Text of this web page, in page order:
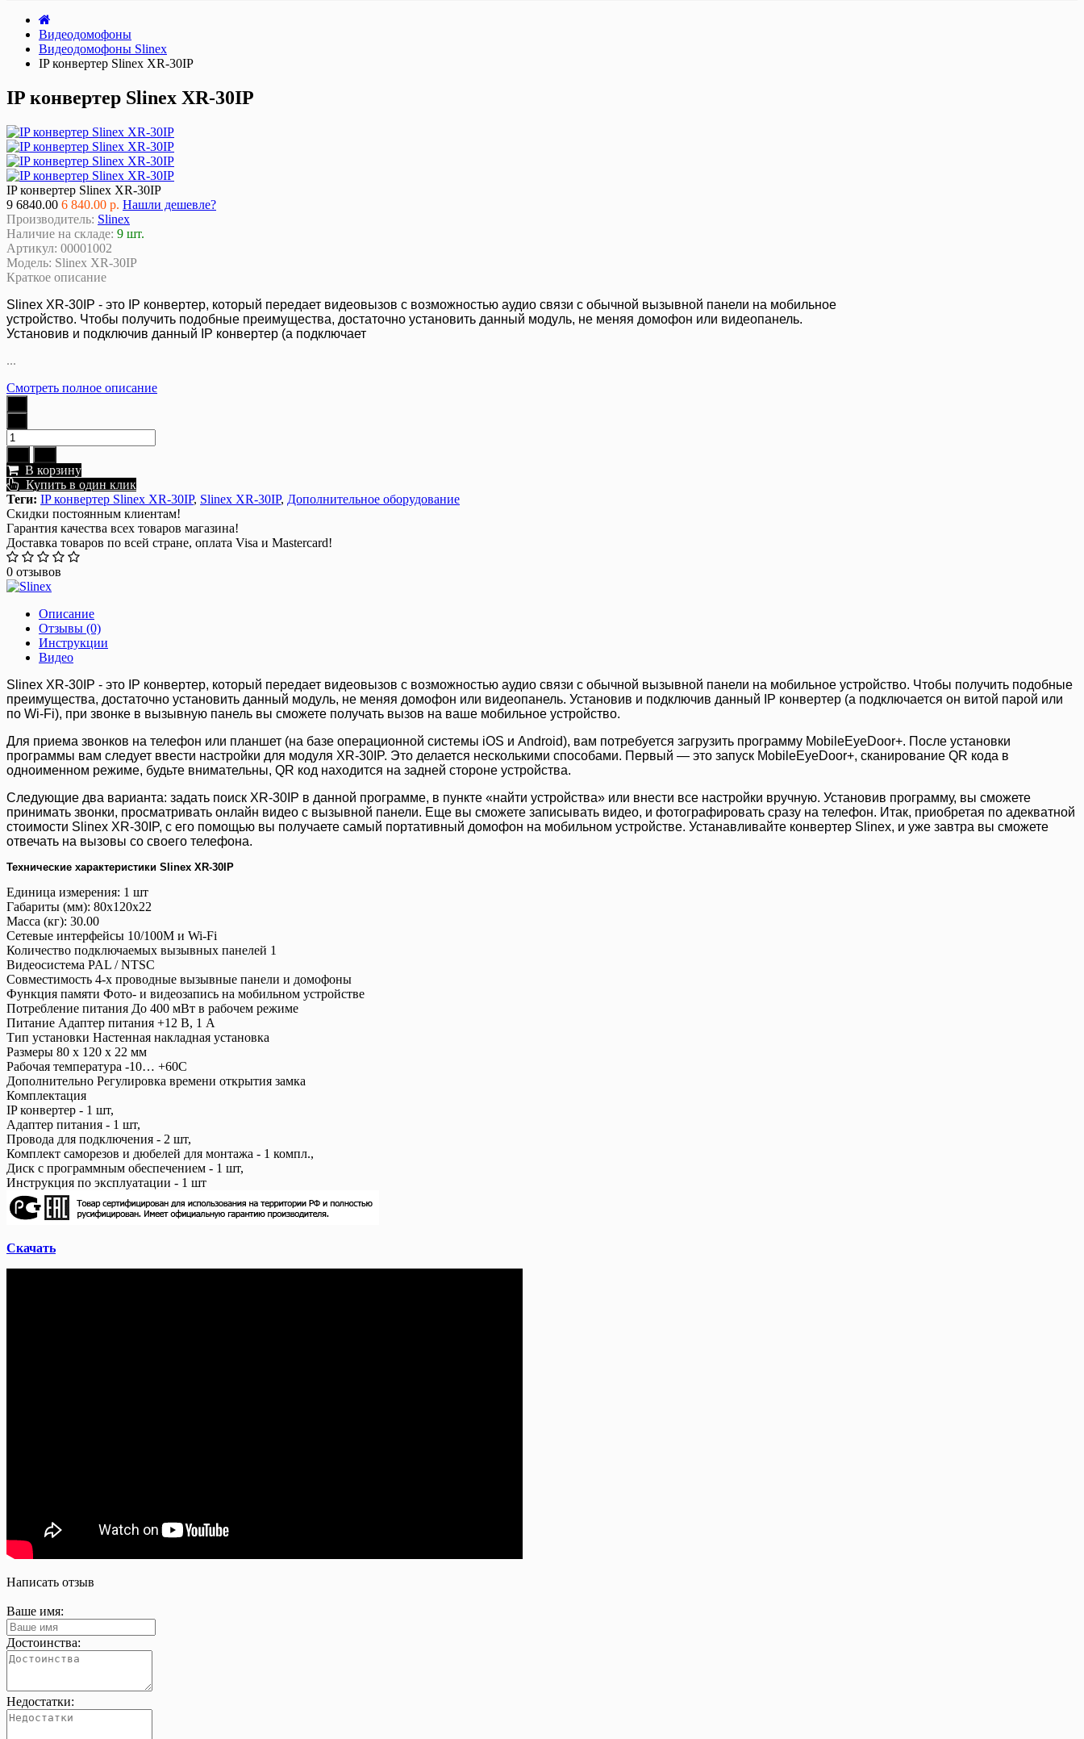
Видеодомофоны
Видеодомофоны Slinex
IP конвертер Slinex XR-30IP
IP конвертер Slinex XR-30IP
IP конвертер Slinex XR-30IP
9 6840.00 6 840.00 р. Нашли дешевле?
Производитель: Slinex
Наличие на складе: 9 шт.
Артикул: 00001002
Модель: Slinex XR-30IP
Краткое описание
Slinex XR-30IP - это IP конвертер, который передает видеовызов с возможностью аудио связи с обычной вызывной панели на мобильное
устройство. Чтобы получить подобные преимущества, достаточно установить данный модуль, не меняя домофон или видеопанель.
Установив и подключив данный IP конвертер (а подключает
...
Смотреть полное описание
В корзину
Купить в один клик
Теги: IP конвертер Slinex XR-30IP, Slinex XR-30IP, Дополнительное оборудование
Скидки постоянным клиентам!
Гарантия качества всех товаров магазина!
Доставка товаров по всей стране, оплата Visa и Mastercard!
0 отзывов
Описание
Отзывы (0)
Инструкции
Видео
Slinex XR-30IP - это IP конвертер, который передает видеовызов с возможностью аудио связи с обычной вызывной панели на мобильное устройство. Чтобы получить подобные
преимущества, достаточно установить данный модуль, не меняя домофон или видеопанель. Установив и подключив данный IP конвертер (а подключается он витой парой или
по Wi-Fi), при звонке в вызывную панель вы сможете получать вызов на ваше мобильное устройство.
Для приема звонков на телефон или планшет (на базе операционной системы iOS и Android), вам потребуется загрузить программу MobileEyeDoor+. После установки
программы вам следует ввести настройки для модуля XR-30IP. Это делается несколькими способами. Первый — это запуск MobileEyeDoor+, сканирование QR кода в
одноименном режиме, будьте внимательны, QR код находится на задней стороне устройства.
Следующие два варианта: задать поиск XR-30IP в данной программе, в пункте «найти устройства» или внести все настройки вручную. Установив программу, вы сможете
принимать звонки, просматривать онлайн видео с вызывной панели. Еще вы сможете записывать видео, и фотографировать сразу на телефон. Итак, приобретая по адекватной
стоимости Slinex XR-30IP, с его помощью вы получаете самый портативный домофон на мобильном устройстве. Устанавливайте конвертер Slinex, и уже завтра вы сможете
отвечать на вызовы со своего телефона.
Технические характеристики Slinex XR-30IP
Единица измерения: 1 шт
Габариты (мм): 80x120x22
Масса (кг): 30.00
Сетевые интерфейсы 10/100M и Wi-Fi
Количество подключаемых вызывных панелей 1
Видеосистема PAL / NTSC
Совместимость 4-х проводные вызывные панели и домофоны
Функция памяти Фото- и видеозапись на мобильном устройстве
Потребление питания До 400 мВт в рабочем режиме
Питание Адаптер питания +12 В, 1 А
Тип установки Настенная накладная установка
Размеры 80 х 120 х 22 мм
Рабочая температура -10… +60С
Дополнительно Регулировка времени открытия замка
Комплектация
IP конвертер - 1 шт,
Адаптер питания - 1 шт,
Провода для подключения - 2 шт,
Комплект саморезов и дюбелей для монтажа - 1 компл.,
Диск с программным обеспечением - 1 шт,
Инструкция по эксплуатации - 1 шт
Скачать
Написать отзыв
Ваше имя:
Достоинства:
Недостатки: